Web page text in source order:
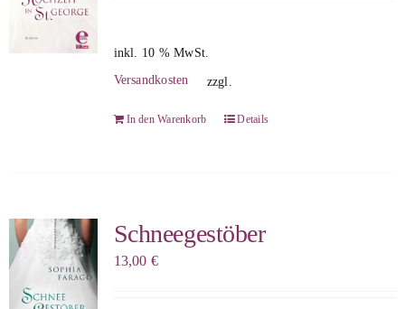
inkl. 10 % MwSt.
zzgl.
Versandkosten
In den Warenkorb Details
Schneegestöber
13,00 €